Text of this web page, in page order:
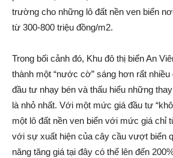
trường cho những l‌ô đất nền ven biển
từ 300-800 triệu đồng/m2.
Trong bối cảnh đó, Khu đô thị biển An
thành một “nước cờ” sáng hơn rất
đầu tư nhạy bén và thấu hiểu những
là nhỏ nhất. Với một mức giá đầu tư
một l‌ô đất nền ven biển với mức giá chỉ
với sự xuất hiện của cây cầu vượt biển
năng tăng giá tại đây có thể lên đến